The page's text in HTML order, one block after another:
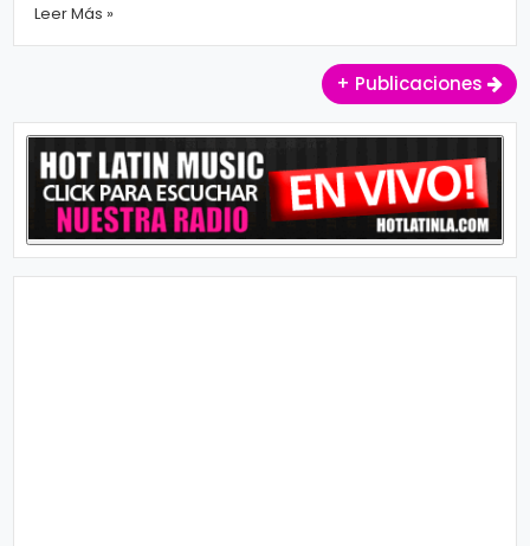
Leer Más »
+ Publicaciones